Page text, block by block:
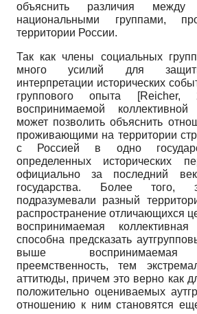
объяснить различия между
национальными группами,
территории России.
Так как члены социальных
много усилий для
интерпретации исторических
группового опыта
[Reicher,
воспринимаемой коллективной
может позволить объяснить
проживающими на территории
с Россией в одно
определенных исторических
официально за последний
государства. Более того,
подразумевали разный
распространение отличающихся
воспринимаемая коллективная
способна предсказать
выше воспринимаемая
преемственность, тем
аттитюды, причем это верно как
положительно оцениваемых
отношению к ним становятся